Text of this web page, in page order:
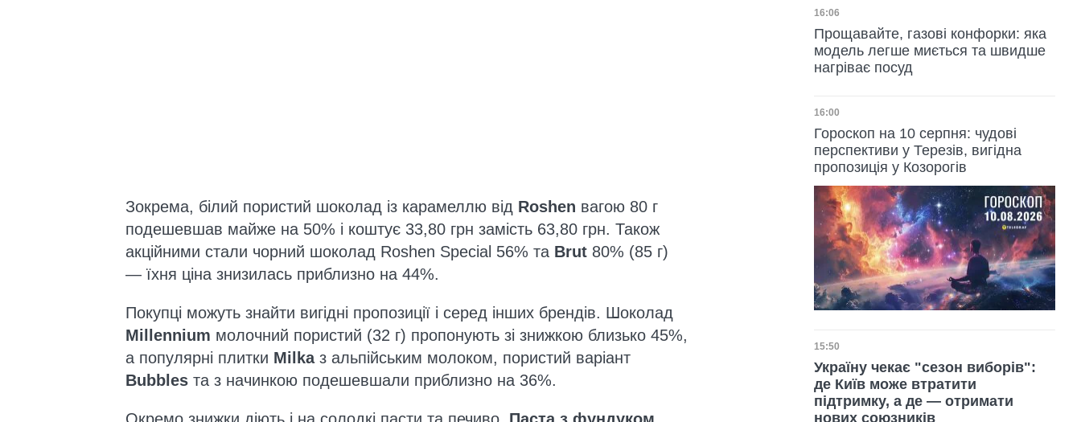
Зокрема, білий пористий шоколад із карамеллю від Roshen вагою 80 г
подешевшав майже на 50% і коштує 33,80 грн замість 63,80 грн. Також
акційними стали чорний шоколад Roshen Special 56% та Brut 80% (85 г)
— їхня ціна знизилась приблизно на 44%.
Покупці можуть знайти вигідні пропозиції і серед інших брендів. Шоколад
Millennium молочний пористий (32 г) пропонують зі знижкою близько 45%,
а популярні плитки Milka з альпійським молоком, пористий варіант
Bubbles та з начинкою подешевшали приблизно на 36%.
Дата публікації
16:06
Прощавайте, газові конфорки: яка
модель легше миється та швидше
нагріває посуд
Дата публікації
16:00
Гороскоп на 10 серпня: чудові
перспективи у Терезів, вигідна
пропозиція у Козорогів
Дата публікації
15:50
Україну чекає "сезон виборів":
де Київ може втратити
підтримку, а де — отримати
нових союзників